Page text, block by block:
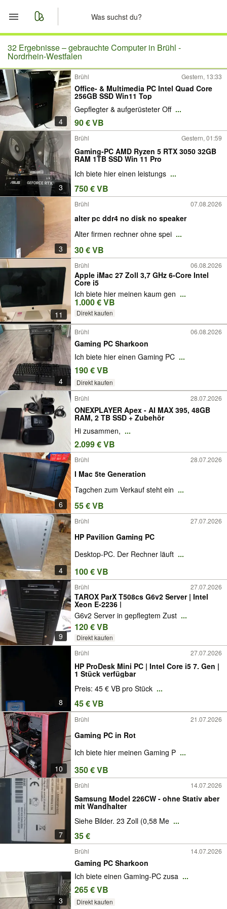
Start
Merkliste
Nachrichten
Anzeige aufgeben
32 Ergebnisse –gebrauchte Computer in Brühl -
Nordrhein-Westfalen
4
Brühl Gestern, 13:33
Office- & Multimedia PC Intel Quad Core
256GB SSD Win11 Top
Gepflegter & aufgerüsteter Off ...
90 € VB
3
Brühl Gestern, 01:59
Gaming-PC AMD Ryzen 5 RTX 3050 32GB
RAM 1TB SSD Win 11 Pro
Ich biete hier einen leistungs ...
750 € VB
3
Brühl 07.08.2026
alter pc ddr4 no disk no speaker
Alter firmen rechner ohne spei ...
30 € VB
11
Brühl 06.08.2026
Apple iMac 27 Zoll 3,7 GHz 6-Core Intel
Core i5
Ich biete hier meinen kaum gen ...
1.000 € VB
Direkt kaufen
4
Brühl 06.08.2026
Gaming PC Sharkoon
Ich biete hier einen Gaming PC ...
190 € VB
Direkt kaufen
Brühl
28.07.2026
ONEXPLAYER Apex - AI MAX 395, 48GB
RAM, 2 TB SSD + Zubehör
Hi zusammen, ...
2.099 € VB
6
Brühl 28.07.2026
I Mac 5te Generation
Tagchen zum Verkauf steht ein ...
55 € VB
4
Brühl 27.07.2026
HP Pavilion Gaming PC
Desktop-PC. Der Rechner läuft ...
100 € VB
9
Brühl 27.07.2026
TAROX ParX T508cs G6v2 Server | Intel
Xeon E-2236 |
G6v2 Server in gepflegtem Zust ...
120 € VB
Direkt kaufen
8
Brühl 27.07.2026
HP ProDesk Mini PC | Intel Core i5 7. Gen |
1 Stück verfügbar
Preis: 45 € VB pro Stück ...
45 € VB
10
Brühl 21.07.2026
Gaming PC in Rot
Ich biete hier meinen Gaming P ...
350 € VB
7
Brühl 14.07.2026
Samsung Model 226CW - ohne Stativ aber
mit Wandhalter
Siehe Bilder. 23 Zoll (0,58 Me ...
35 €
3
Brühl 14.07.2026
Gaming PC Sharkoon
Ich biete einen Gaming-PC zusa ...
265 € VB
Direkt kaufen